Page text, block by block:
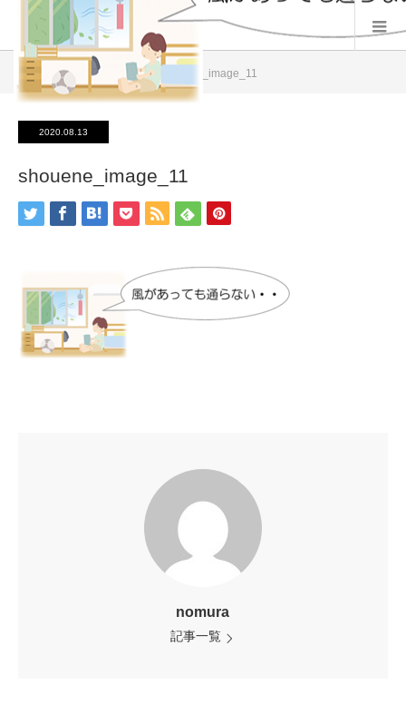
ホーム
商品一覧 shouene_image_11
2020.08.13
shouene_image_11
nomura
記事一覧